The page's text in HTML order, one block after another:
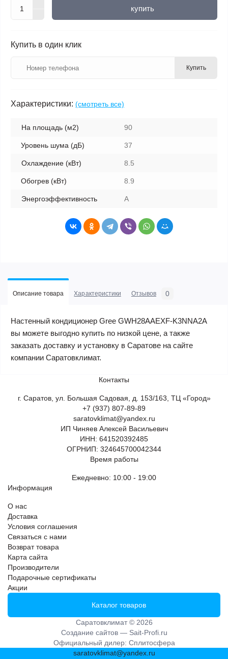
купить
Купить в один клик
Купить
Характеристики: (смотреть все)
На площадь (м2) 90
Уровень шума (дБ) 37
Охлаждение (кВт) 8.5
Обогрев (кВт) 8.9
Энергоэффективность A
Описание товара Характеристики Отзывов 0
Настенный кондиционер Gree GWH28AAEXF-K3NNA2A
вы можете выгодно купить по низкой цене, а также
заказать доставку и установку в Саратове на сайте
компании Саратовклимат.
Контакты
г. Саратов, ул. Большая Садовая, д. 153/163, ТЦ «Город»
+7 (937) 807-89-89
saratovklimat@yandex.ru
ИП Чиняев Алексей Васильевич
ИНН: 641520392485
ОГРНИП: 324645700042344
Время работы
Ежедневно: 10:00 - 19:00
Информация
О нас
Доставка
Условия соглашения
Связаться с нами
Возврат товара
Карта сайта
Производители
Подарочные сертификаты
Акции
Каталог товаров
Саратовклимат © 2026
Создание сайтов — Sait-Profi.ru
Официальный дилер: Сплитосфера
saratovklimat@yandex.ru